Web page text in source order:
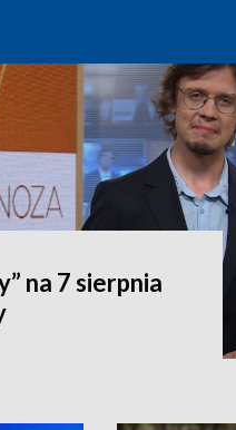
na 7 sierpnia